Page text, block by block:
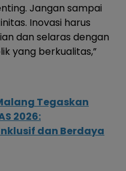
Jangan sampai
Inovasi harus
dan selaras dengan
yang berkualitas,”
Tegaskan
2026:
dan Berdaya